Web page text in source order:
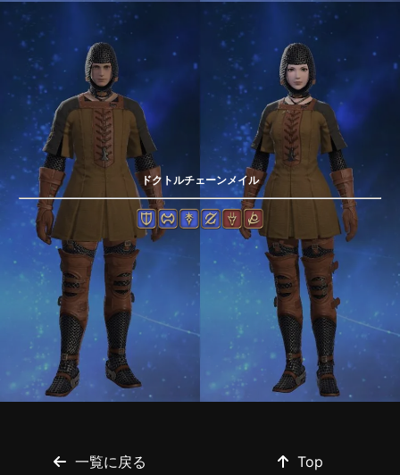
ドクトルチェーンメイル
一覧に戻る Top